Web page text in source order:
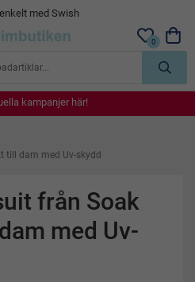
med Swish
0
kampanjer här!
kampanjer här!
kampanjer här!
kampanjer här!
till dam med Uv-skydd
från Soak
med Uv-